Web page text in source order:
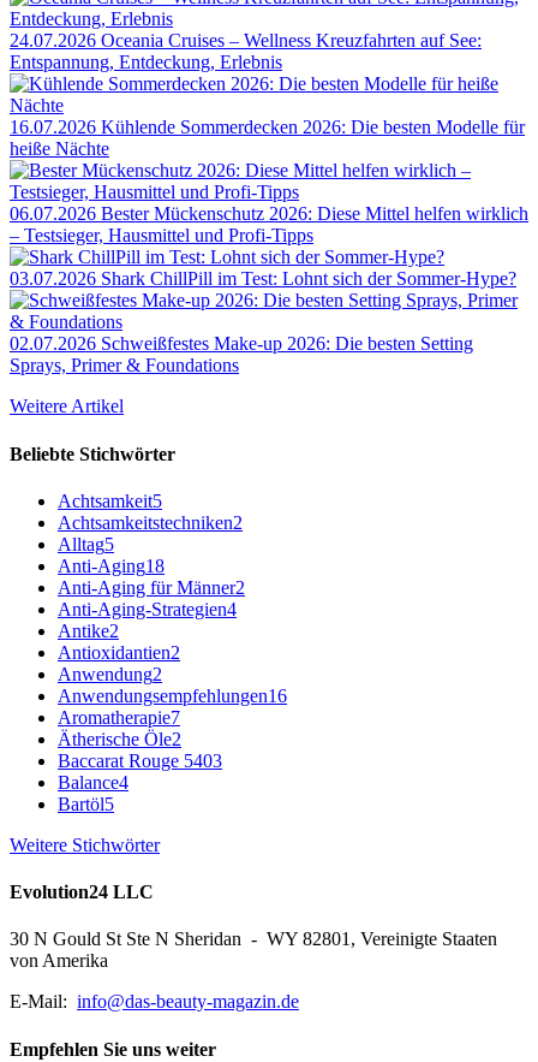
24.07.2026 Oceania Cruises – Wellness Kreuzfahrten auf See:
Entspannung, Entdeckung, Erlebnis
16.07.2026 Kühlende Sommerdecken 2026: Die besten Modelle für
heiße Nächte
06.07.2026 Bester Mückenschutz 2026: Diese Mittel helfen wirklich
– Testsieger, Hausmittel und Profi-Tipps
03.07.2026 Shark ChillPill im Test: Lohnt sich der Sommer-Hype?
02.07.2026 Schweißfestes Make-up 2026: Die besten Setting
Sprays, Primer & Foundations
Weitere Artikel
Beliebte Stichwörter
Achtsamkeit5
Achtsamkeitstechniken2
Alltag5
Anti-Aging18
Anti-Aging für Männer2
Anti-Aging-Strategien4
Antike2
Antioxidantien2
Anwendung2
Anwendungsempfehlungen16
Aromatherapie7
Ätherische Öle2
Baccarat Rouge 5403
Balance4
Bartöl5
Weitere Stichwörter
Evolution24 LLC
30 N Gould St Ste N Sheridan - WY 82801, Vereinigte Staaten
von Amerika
E-Mail: info@das-beauty-magazin.de
Empfehlen Sie uns weiter